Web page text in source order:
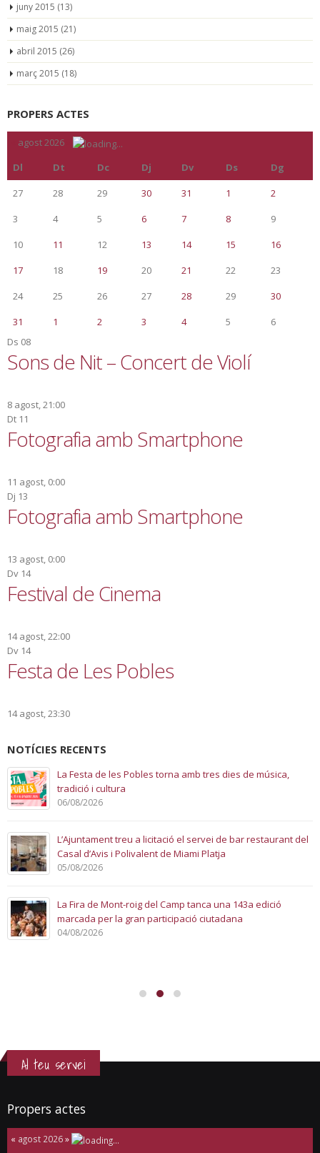
juny 2015 (13)
maig 2015 (21)
abril 2015 (26)
març 2015 (18)
PROPERS ACTES
agost 2026
Dl
Dt Dc Dj Dv Ds
Dg
27
28 29 30 31 1
2
3
4 5 6 7 8
9
10
11 12 13 14 15
16
17
18 19 20 21 22
23
24
25 26 27 28 29
30
31
1 2 3 4 5
6
Ds 08
Sons de Nit – Concert de Violí
8 agost, 21:00
Dt 11
Fotografia amb Smartphone
11 agost, 0:00
Dj 13
Fotografia amb Smartphone
13 agost, 0:00
Dv 14
Festival de Cinema
14 agost, 22:00
Dv 14
Festa de Les Pobles
14 agost, 23:30
NOTÍCIES RECENTS
La Festa de les Pobles torna amb tres dies de música,
tradició i cultura
06/08/2026
L’Ajuntament treu a licitació el servei de bar restaurant del
Casal d’Avis i Polivalent de Miami Platja
05/08/2026
La Fira de Mont-roig del Camp tanca una 143a edició
marcada per la gran participació ciutadana
04/08/2026
Al teu servei
Propers actes
« agost 2026»